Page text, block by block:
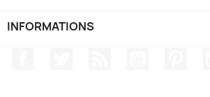
INFORMATIONS